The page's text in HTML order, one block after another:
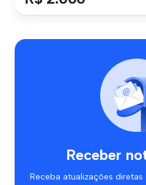
Receber
Receba atualizações